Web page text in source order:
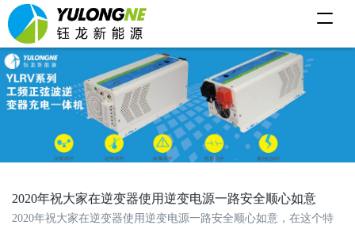
T
g
a
n
2020年祝大家在逆变器使用逆变电源一路安全顺心如意
2020年祝大家在逆变器使用逆变电源一路安全顺心如意，在这个特